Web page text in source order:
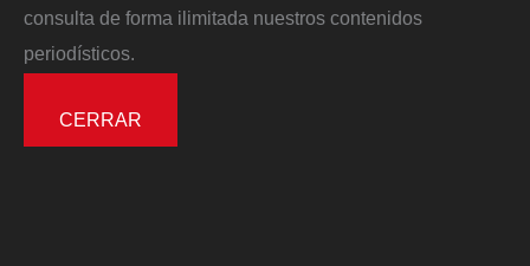
consulta de forma ilimitada nuestros contenidos
periodísticos.
CERRAR